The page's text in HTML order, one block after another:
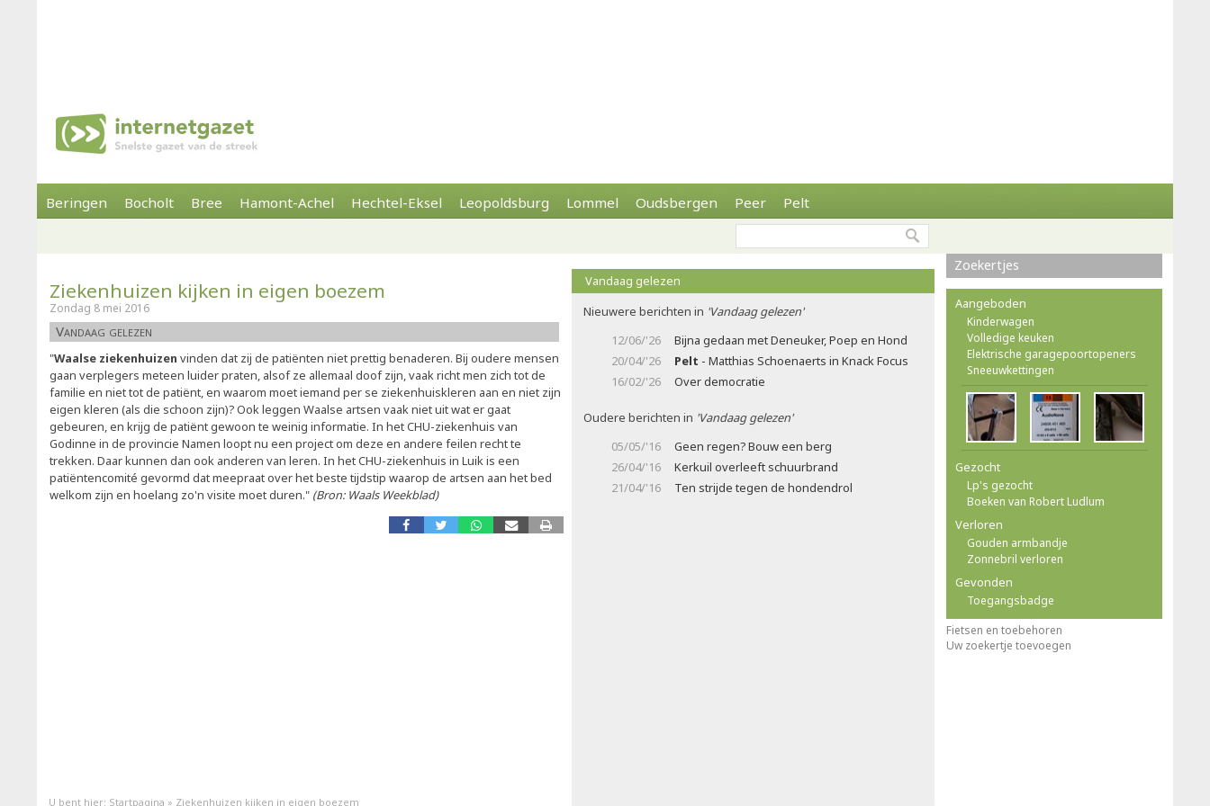
Beringen Bocholt Bree Hamont-Achel Hechtel-Eksel Leopoldsburg Lommel Oudsbergen Peer Pelt
Ziekenhuizen kijken in eigen boezem
Zondag 8 mei 2016
Vandaag gelezen
"Waalse ziekenhuizen vinden dat zij de patiënten niet prettig benaderen. Bij oudere mensen
gaan verplegers meteen luider praten, alsof ze allemaal doof zijn, vaak richt men zich tot de
familie en niet tot de patiënt, en waarom moet iemand per se ziekenhuiskleren aan en niet zijn
eigen kleren (als die schoon zijn)? Ook leggen Waalse artsen vaak niet uit wat er gaat
gebeuren, en krijg de patiënt gewoon te weinig informatie. In het CHU-ziekenhuis van
Godinne in de provincie Namen loopt nu een project om deze en andere feilen recht te
trekken. Daar kunnen dan ook anderen van leren. In het CHU-ziekenhuis in Luik is een
patiëntencomité gevormd dat meepraat over het beste tijdstip waarop de artsen aan het bed
welkom zijn en hoelang zo'n visite moet duren." (Bron: Waals Weekblad)
Vandaag gelezen
Nieuwere berichten in 'Vandaag gelezen'
12/06/'26
Bijna gedaan met Deneuker, Poep en Hond
20/04/'26
Pelt - Matthias Schoenaerts in Knack Focus
16/02/'26
Over democratie
Oudere berichten in 'Vandaag gelezen'
05/05/'16
Geen regen? Bouw een berg
26/04/'16
Kerkuil overleeft schuurbrand
21/04/'16
Ten strijde tegen de hondendrol
Zoekertjes
Aangeboden
Kinderwagen
Volledige keuken
Elektrische garagepoortopeners
Sneeuwkettingen
Gezocht
Lp's gezocht
Boeken van Robert Ludlum
Verloren
Gouden armbandje
Zonnebril verloren
Gevonden
Toegangsbadge
Fietsen en toebehoren
Uw zoekertje toevoegen
U bent hier: Startpagina » Ziekenhuizen kijken in eigen boezem